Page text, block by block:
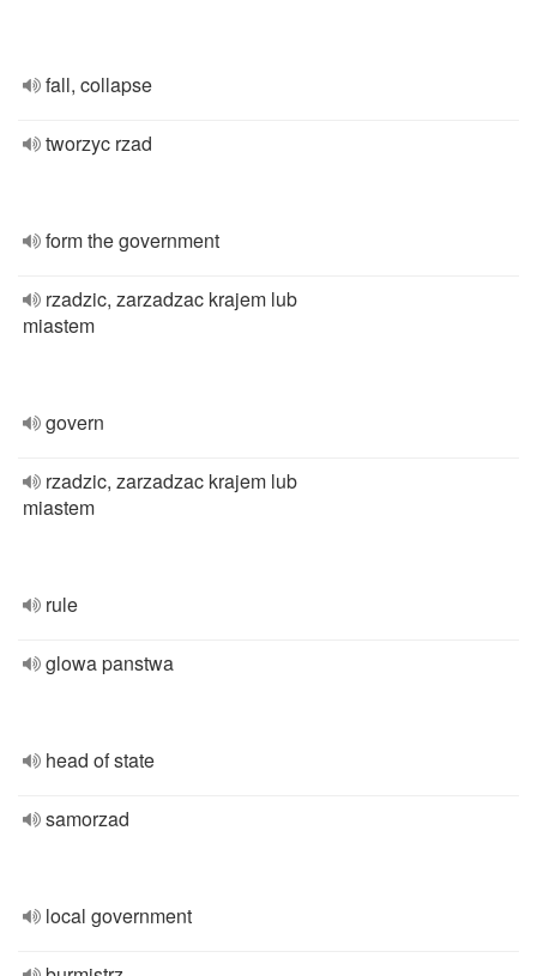
fall, collapse
tworzyc rzad
form the government
rzadzic, zarzadzac krajem lub
miastem
govern
rzadzic, zarzadzac krajem lub
miastem
rule
glowa panstwa
head of state
samorzad
local government